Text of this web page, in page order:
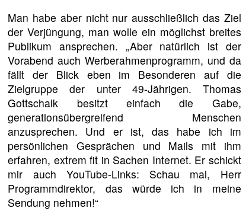
Man habe aber nicht nur ausschließlich das Ziel
der Verjüngung, man wolle ein möglichst breites
Publikum ansprechen. „Aber natürlich ist der
Vorabend auch Werberahmenprogramm, und da
fällt der Blick eben im Besonderen auf die
Zielgruppe der unter 49-Jährigen. Thomas
Gottschalk besitzt einfach die Gabe,
generationsübergreifend Menschen
anzusprechen. Und er ist, das habe ich im
persönlichen Gesprächen und Mails mit ihm
erfahren, extrem fit in Sachen Internet. Er schickt
mir auch YouTube-Links: Schau mal, Herr
Programmdirektor, das würde ich in meine
Sendung nehmen!“